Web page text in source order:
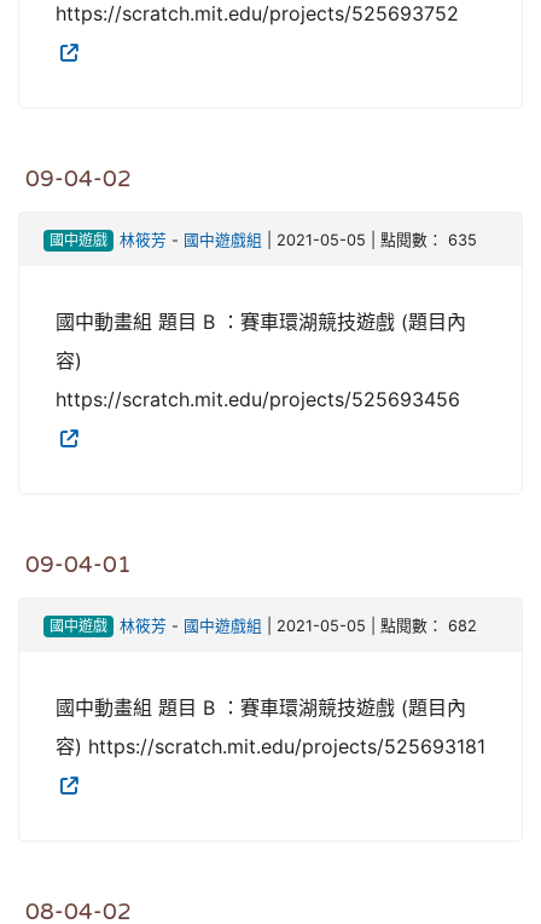
https://scratch.mit.edu/projects/525693752
09-04-02
國中遊戲 林筱芳 - 國中遊戲組 | 2021-05-05 | 點閱數： 635
國中動畫組 題目 B ：賽車環湖競技遊戲 (題目內
容)
https://scratch.mit.edu/projects/525693456
09-04-01
國中遊戲 林筱芳 - 國中遊戲組 | 2021-05-05 | 點閱數： 682
國中動畫組 題目 B ：賽車環湖競技遊戲 (題目內
容) https://scratch.mit.edu/projects/525693181
08-04-02